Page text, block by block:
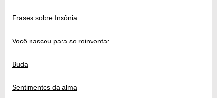
Frases sobre Insônia
Você nasceu para se reinventar
Buda
Sentimentos da alma